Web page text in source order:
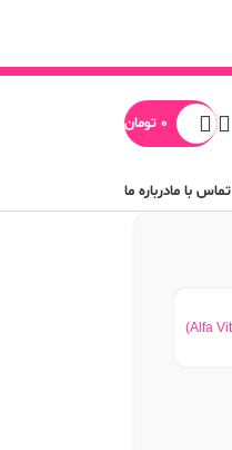
0 تومان
تماس با مادرباره ما